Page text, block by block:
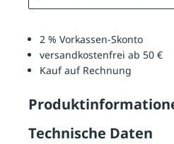
2 % Vorkassen-Skonto
versandkostenfrei ab 50 €
Kauf auf Rechnung
Technische Daten